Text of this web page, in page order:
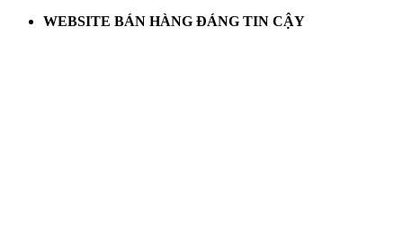
WEBSITE BÁN HÀNG ĐÁNG TIN CẬY